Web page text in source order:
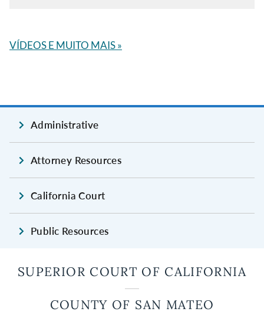
VÍDEOS E MUITO MAIS »
Administrative
Attorney Resources
California Court
Public Resources
SUPERIOR COURT OF CALIFORNIA
COUNTY OF SAN MATEO